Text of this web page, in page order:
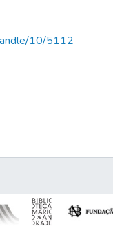
10/5112